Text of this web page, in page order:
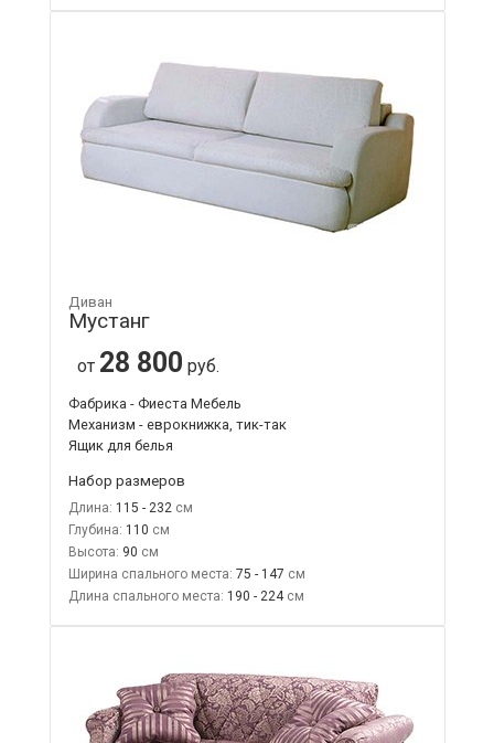
Диван
Мустанг
от 28 800 руб.
Фабрика - Фиеста Мебель
Механизм - еврокнижка, тик-так
Ящик для белья
Набор размеров
Длина: 115 - 232
Глубина: 110
Высота: 90
Ширина спального места: 75 - 147
Длина спального места: 190 - 224